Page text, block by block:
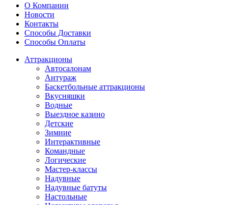
О Компании
Новости
Контакты
Способы Доставки
Способы Оплаты
Аттракционы
Автосалонам
Антураж
Баскетбольные аттракционы
Вкусняшки
Водные
Выездное казино
Детские
Зимние
Интерактивные
Командные
Логические
Мастер-классы
Надувные
Надувные батуты
Настольные